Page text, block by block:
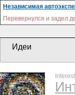
Независимая
Перевернулся и задел
Идеи